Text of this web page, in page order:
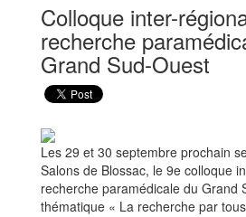
Colloque inter-
recherche
Grand Sud-Ouest
Les 29 et 30 septembre prochain
Salons de Blossac, le 9e colloque
recherche paramédicale du Grand
thématique « La recherche par